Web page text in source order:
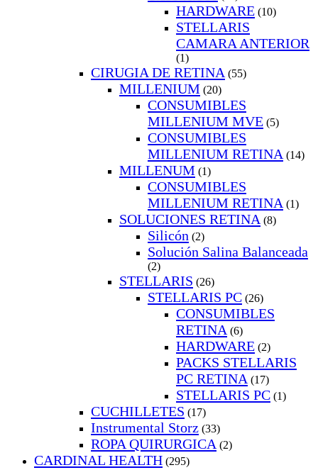
HARDWARE (10)
STELLARIS
CAMARA ANTERIOR
(1)
CIRUGIA DE RETINA (55)
MILLENIUM (20)
CONSUMIBLES
MILLENIUM MVE (5)
CONSUMIBLES
MILLENIUM RETINA (14)
MILLENUM (1)
CONSUMIBLES
MILLENIUM RETINA (1)
SOLUCIONES RETINA (8)
Silicón (2)
Solución Salina Balanceada
(2)
STELLARIS (26)
STELLARIS PC (26)
CONSUMIBLES
RETINA (6)
HARDWARE (2)
PACKS STELLARIS
PC RETINA (17)
STELLARIS PC (1)
CUCHILLETES (17)
Instrumental Storz (33)
ROPA QUIRURGICA (2)
CARDINAL HEALTH (295)